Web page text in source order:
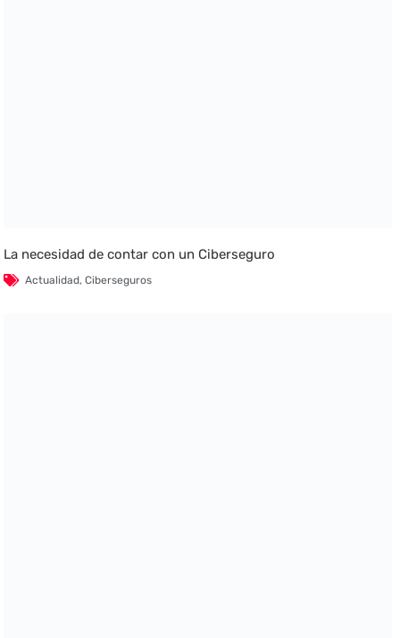
La necesidad de contar con un Ciberseguro
Actualidad,Ciberseguros